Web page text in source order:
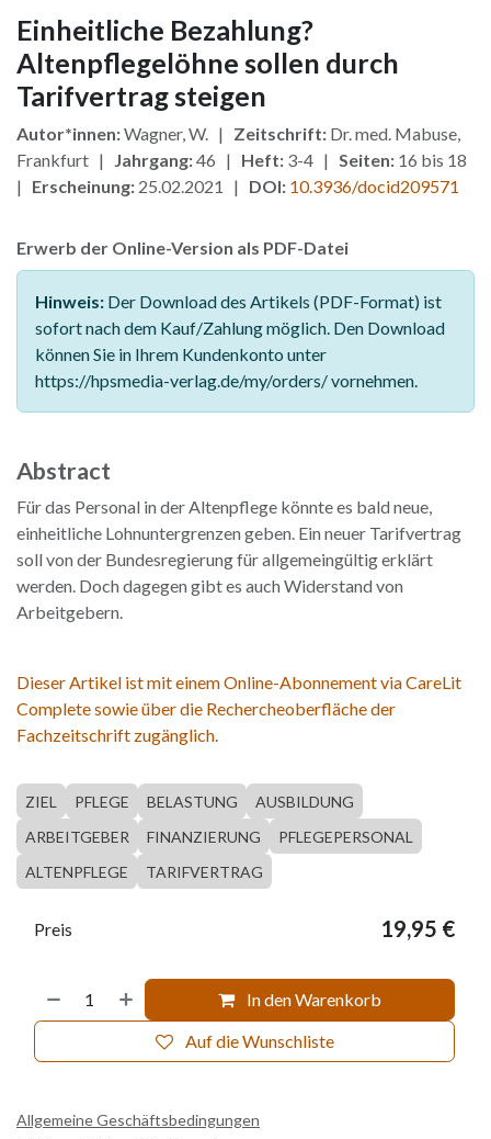
Einheitliche Bezahlung?
Altenpflegelöhne sollen durch
Tarifvertrag steigen
Autor*innen:Wagner, W. | Zeitschrift: Dr. med. Mabuse,
Frankfurt | Jahrgang:46 | Heft: 3-4 | Seiten: 16 bis 18
| Erscheinung: 25.02.2021 | DOI: 10.3936/docid209571
Erwerb der Online-Version als PDF-Datei
Hinweis: Der Download des Artikels (PDF-Format) ist
sofort nach dem Kauf/Zahlung möglich. Den Download
können Sie in Ihrem Kundenkonto unter
https://hpsmedia-verlag.de/my/orders/ vornehmen.
Abstract
Für das Personal in der Altenpflege könnte es bald neue,
einheitliche Lohnuntergrenzen geben. Ein neuer Tarifvertrag
soll von der Bundesregierung für allgemeingültig erklärt
werden. Doch dagegen gibt es auch Widerstand von
Arbeitgebern.
Dieser Artikel ist mit einem Online-Abonnement via CareLit
Complete sowie über die Rechercheoberfläche der
Fachzeitschrift zugänglich.
ZIEL PFLEGE BELASTUNG
AUSBILDUNG
ARBEITGEBER
FINANZIERUNG
PFLEGEPERSONAL
ALTENPFLEGE
TARIFVERTRAG
In den Warenkorb
Auf die Wunschliste
Preis 19,95 €
Allgemeine Geschäftsbedingungen